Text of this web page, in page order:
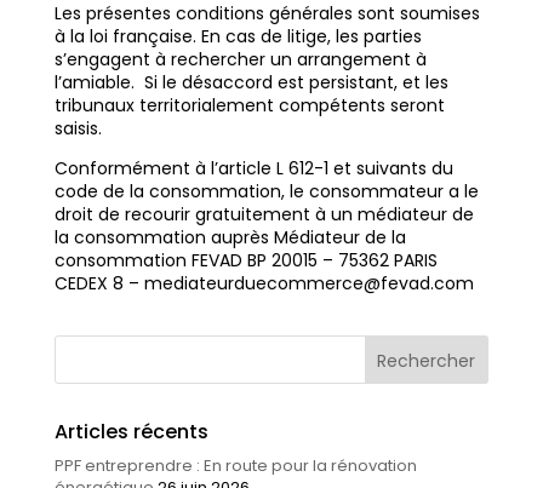
Les présentes conditions générales sont soumises
à la loi française. En cas de litige, les parties
s’engagent à rechercher un arrangement à
l’amiable. Si le désaccord est persistant, et les
tribunaux territorialement compétents seront
saisis.
Conformément à l’article L 612-1 et suivants du
code de la consommation, le consommateur a le
droit de recourir gratuitement à un médiateur de
la consommation auprès Médiateur de la
consommation FEVAD BP 20015 – 75362 PARIS
CEDEX 8 – mediateurduecommerce@fevad.com
Articles récents
PPF entreprendre : En route pour la rénovation